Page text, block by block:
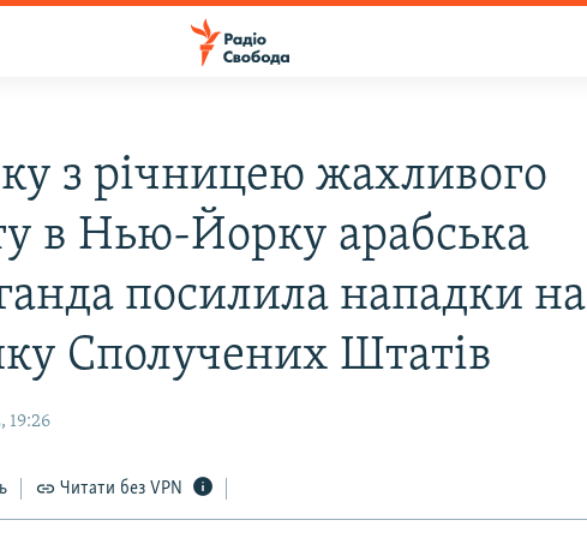
з річницею жахливого
в Нью-Йорку арабська
посилила нападки на
Сполучених Штатів
19:26
Читати без VPN